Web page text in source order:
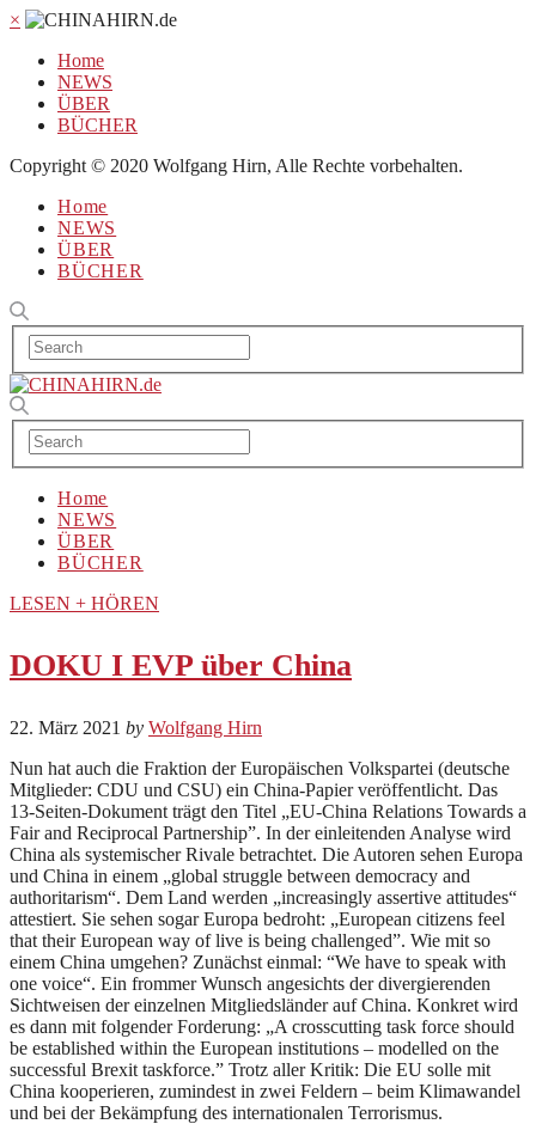
×
Home
NEWS
ÜBER
BÜCHER
Copyright © 2020 Wolfgang Hirn, Alle Rechte vorbehalten.
Home
NEWS
ÜBER
BÜCHER
Home
NEWS
ÜBER
BÜCHER
LESEN + HÖREN
DOKU I EVP über China
22. März 2021 by Wolfgang Hirn
Nun hat auch die Fraktion der Europäischen Volkspartei (deutsche
Mitglieder: CDU und CSU) ein China-Papier veröffentlicht. Das
13-Seiten-Dokument trägt den Titel „EU-China Relations Towards a
Fair and Reciprocal Partnership”. In der einleitenden Analyse wird
China als systemischer Rivale betrachtet. Die Autoren sehen Europa
und China in einem „global struggle between democracy and
authoritarism“. Dem Land werden „increasingly assertive attitudes“
attestiert. Sie sehen sogar Europa bedroht: „European citizens feel
that their European way of live is being challenged”. Wie mit so
einem China umgehen? Zunächst einmal: “We have to speak with
one voice“. Ein frommer Wunsch angesichts der divergierenden
Sichtweisen der einzelnen Mitgliedsländer auf China. Konkret wird
es dann mit folgender Forderung: „A crosscutting task force should
be established within the European institutions – modelled on the
successful Brexit taskforce.” Trotz aller Kritik: Die EU solle mit
China kooperieren, zumindest in zwei Feldern – beim Klimawandel
und bei der Bekämpfung des internationalen Terrorismus.